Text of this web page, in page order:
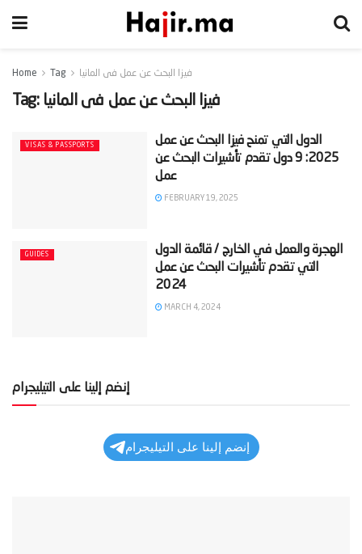
Home Tag فيزا البحث عن عمل فى المانيا
Tag: فيزا البحث عن عمل فى المانيا
VISAS & PASSPORTS
‫الدول التي تمنح فيزا البحث عن عمل
2025: 9 دول تقدم تأشيرات البحث عن
عمل‬
FEBRUARY 19, 2025
GUIDES
‫الهجرة والعمل في الخارج / قائمة الدول
التي تقدم تأشيرات البحث عن عمل
2024‬
MARCH 4, 2024
إنضم إلينا على التيليجرام
إنضم إلينا على التيليجرام